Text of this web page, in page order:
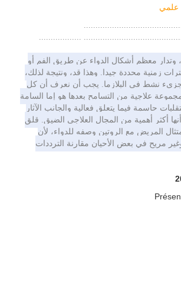
علمي
..................................................
وتدار معظم أشكال الدواء عن طريق الفم أو
زمنية محددة جيدا. وهذا قد، ونتيجة لذلك،
جزيء نشط في البلازما. يجب أن نعرف أن كل
علاجية من التسامح بعدها هو إما السامة
حاسمة فيما يتعلق فعالية والجانب الآثار
أكثر أهمية من المجال العلاجي الضيق. قلق
المريض مع الروتين وصفه للدواء، لأن
وغير مريح في بعض الأحيان مقارنة الترددات